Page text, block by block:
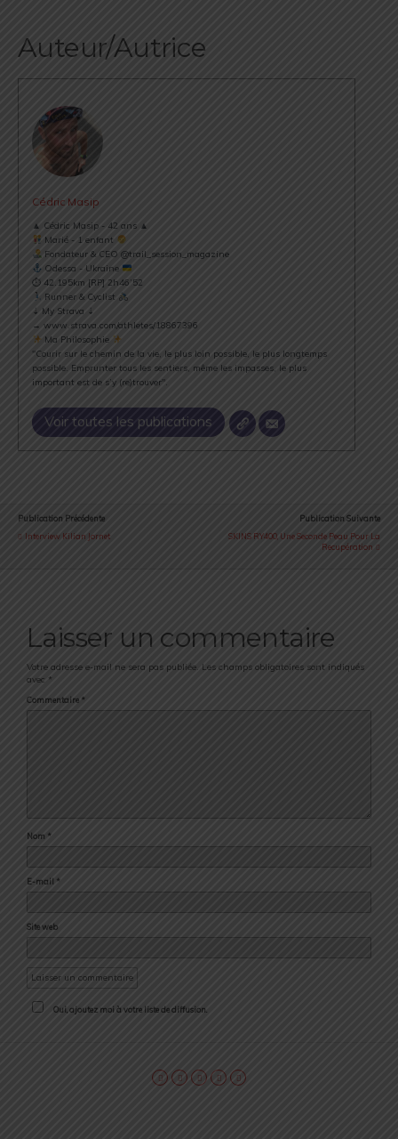
Auteur/Autrice
Cédric Masip
▲ Cédric Masip - 42 ans ▲
Marié - 1 enfant
Fondateur & CEO @trail_session_magazine
Odessa - Ukraine
⏱ 42.195km [RP] 2h46’52
Runner & Cyclist
⇣ My Strava ⇣
→ www.strava.com/athletes/18867396
Ma Philosophie
"Courir sur le chemin de la vie, le plus loin possible, le plus longtemps
possible. Emprunter tous les sentiers, même les impasses, le plus
important est de s’y (re)trouver".
Voir toutes les publications
Publication Précédente
Interview Kilian Jornet
Publication Suivante
SKINS RY400, Une Seconde Peau Pour La
Recupération
Laisser un commentaire
Votre adresse e-mail ne sera pas publiée. Les champs obligatoires sont indiqués
avec *
Commentaire *
Nom *
E-mail *
Site web
Oui, ajoutez moi à votre liste de diffusion.